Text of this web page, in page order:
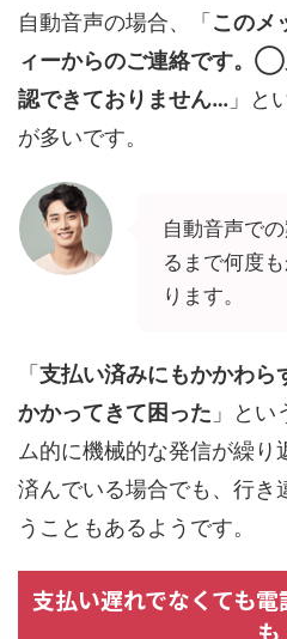
自動音声の場合、「 このメ
ィーからのご連絡です。
認できておりません… 」と
が多いです。
自動音声で
るまで何度
ります。
「 支払い済みにもかかわら
かかってきて困った 」と
ム的に機械的な発信が繰
済んでいる場合でも、行き
うこともあるようです。
支払い遅れでなくても
も